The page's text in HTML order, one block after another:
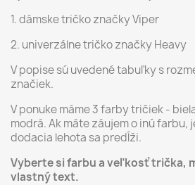
1. dámske tričko značky Viper
2. univerzálne tričko značky Heavy
V popise sú uvedené tabuľky s
značiek.
V ponuke máme 3 farby tričiek -
modrá. Ak máte záujem o inú farbu,
dodacia lehota sa predĺži.
Vyberte si farbu a veľkosť trička,
vlastný text.